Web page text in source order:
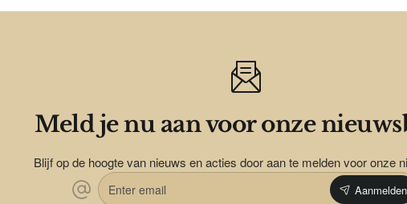
Meld je nu aan voor onze
Blijf op de hoogte van nieuws en acties door aan te melden voor onze
Enter
email
Aanmelden